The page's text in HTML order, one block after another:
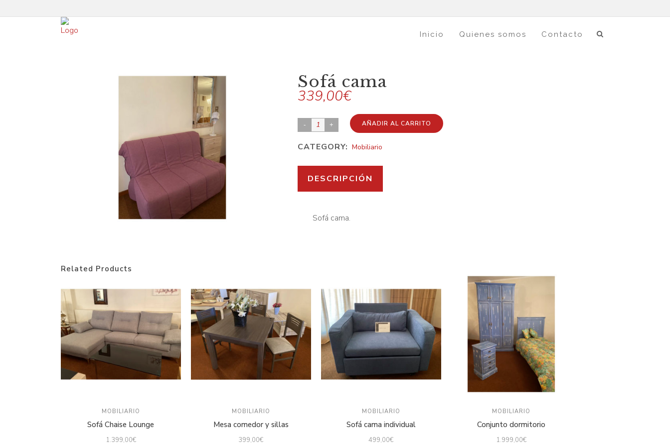
Inicio Quienes somos Contacto
Sofá cama
339,00€
Sofá
quantity
AÑADIR AL CARRITO
CATEGORY: Mobiliario
DESCRIPCIÓN
Sofá cama.
Related Products
MOBILIARIO
Sofá Chaise Lounge
1.399,00€
MOBILIARIO
Mesa comedor y sillas
399,00€
MOBILIARIO
Sofá cama individual
499,00€
MOBILIARIO
Conjunto dormitorio
1.999,00€